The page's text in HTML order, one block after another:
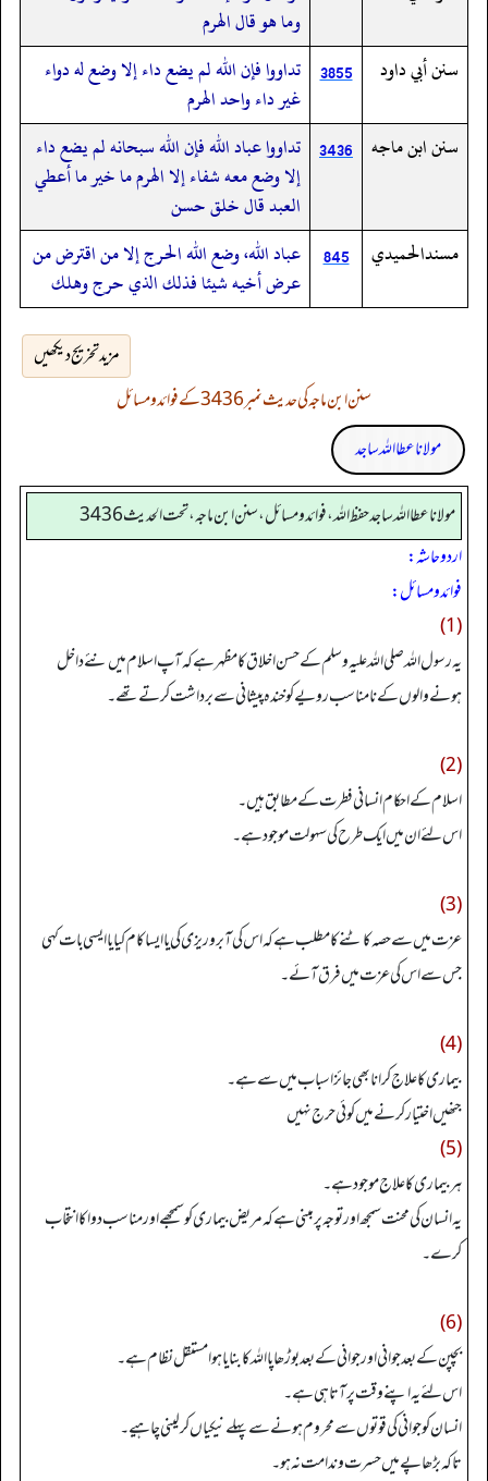
وما هو قال الهرم
سنن أبي داود
3855 تداووا فإن الله لم يضع داء إلا وضع له دواء
غير داء واحد الهرم
سنن ابن ماجه 3436 تداووا عباد الله فإن الله سبحانه لم يضع داء
إلا وضع معه شفاء إلا الهرم ما خير ما أعطي
العبد قال خلق حسن
مسندالحميدي
845
عباد الله، وضع الله الحرج إلا من اقترض من
عرض أخيه شيئا فذلك الذي حرج وهلك
مزید تخریج دیکھیں
سنن ابن ماجہ کی حدیث نمبر 3436 کے فوائد و مسائل
مولانا عطا اللہ ساجد
مولانا عطا الله ساجد حفظ الله، فوائد و مسائل، سنن ابن ماجه، تحت الحديث3436
اردو حاشہ:
فوائد و مسائل:
(1)
یہ رسول اللہ صلی اللہ علیہ وسلم کے حسن اخلاق کا مظہر ہے کہ آپ اسلام میں نئے داخل
ہونے والوں کے نامناسب رویے کو خندہ پیشانی سے برداشت کرتے تھے۔
(2)
اسلام کے احکام انسانی فطرت کے مطابق ہیں۔
اس لئے ان میں ایک طرح کی سہولت موجود ہے۔
(3)
عزت میں سے حصہ کاٹنے کامطلب ہے کہ اس کی آبرو ریزی کی یا ایسا کام کیا یا ایسی بات کہی
جس سے اس کی عزت میں فرق آئے۔
(4)
بیماری کا علاج کرانا بھی جائز اسباب میں سے ہے۔
جنھیں اختیار کرنے میں کوئی حرج نہیں
(5)
ہر بیماری کا علاج موجو د ہے۔
یہ انسان کی محنت سمجھ اور توجہ پر مبنی ہے کہ مریض بیماری کوسمجھے اور مناسب دوا کاانتخاب
کرے۔
(6)
بچپن کے بعد جوانی اور جوانی کے بعد بوڑھاپا اللہ کا بنایا ہوا مستقل نظام ہے۔
اس لئے یہ اپنے وقت پر آتا ہی ہے۔
انسان کو جوانی کی قوتوں سے محروم ہونے سے پہلے نیکیاں کرلینی چاہیے۔
تاکہ بڑھاپے میں حسرت وندامت نہ ہو۔